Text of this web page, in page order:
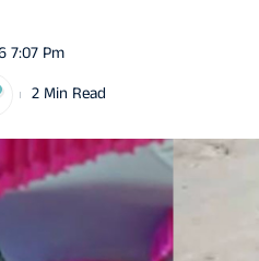
7:07 Pm
2 Min Read